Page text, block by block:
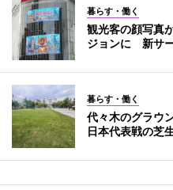
暮らす・働く
観光客の顔写真
ジョンに 新サ
暮らす・働く
代々木のグラウ
日本代表戦の芝